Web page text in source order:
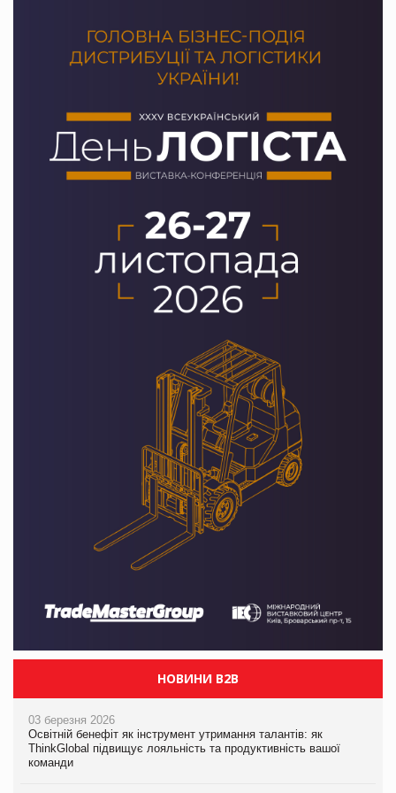
НОВИНИ B2B
03 березня 2026
Освітній бенефіт як інструмент утримання талантів: як
ThinkGlobal підвищує лояльність та продуктивність вашої
команди